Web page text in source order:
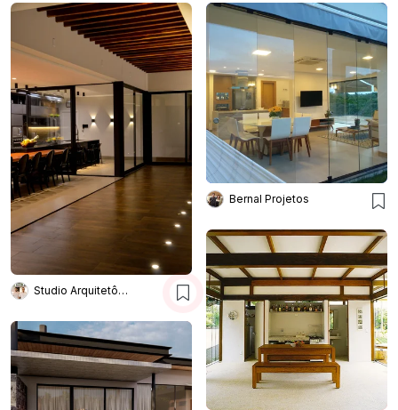
Studio Arquitetônico
Bernal Projetos